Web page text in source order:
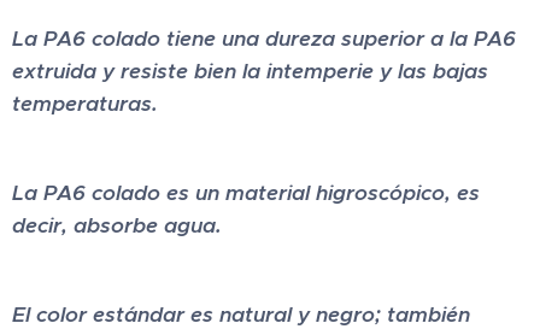
La PA6 colado tiene una dureza superior a la PA6
extruida y resiste bien la intemperie y las bajas
temperaturas.
La PA6 colado es un material higroscópico, es
decir, absorbe agua.
El color estándar es natural y negro; también